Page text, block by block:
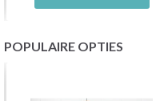
POPULAIRE OPTIES